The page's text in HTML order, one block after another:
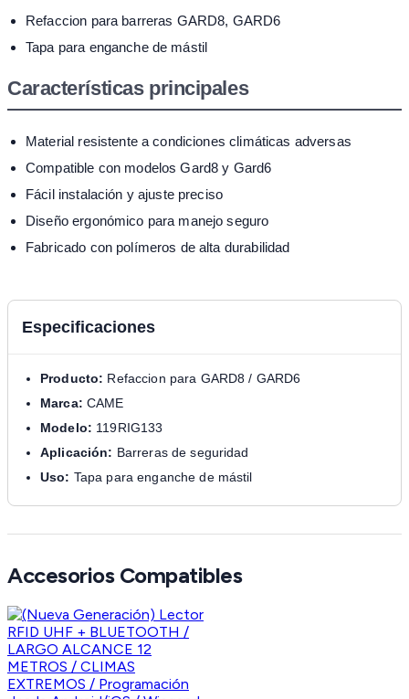
Refaccion para barreras GARD8, GARD6
Tapa para enganche de mástil
Características principales
Material resistente a condiciones climáticas adversas
Compatible con modelos Gard8 y Gard6
Fácil instalación y ajuste preciso
Diseño ergonómico para manejo seguro
Fabricado con polímeros de alta durabilidad
Especificaciones
Producto: Refaccion para GARD8 / GARD6
Marca: CAME
Modelo: 119RIG133
Aplicación: Barreras de seguridad
Uso: Tapa para enganche de mástil
Accesorios Compatibles